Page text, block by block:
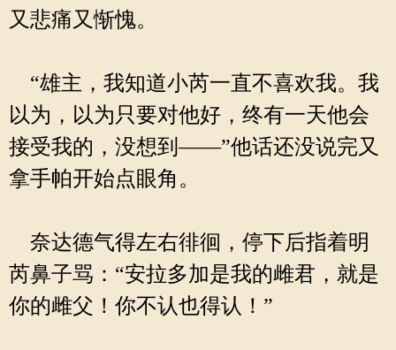
又悲痛又惭愧。
“雄主，我知道小芮一直不喜欢我。我
以为，以为只要对他好，终有一天他会
接受我的，没想到——”他话还没说完又
拿手帕开始点眼角。
奈达德气得左右徘徊，停下后指着明
芮鼻子骂：“安拉多加是我的雌君，就是
你的雌父！你不认也得认！”